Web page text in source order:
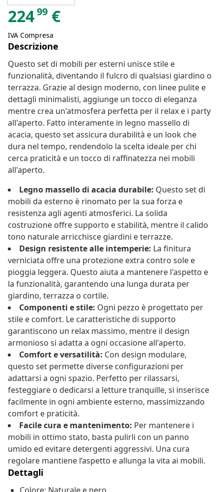
22499 €
IVA Compresa
Descrizione
Questo set di mobili per esterni unisce stile e
funzionalità, diventando il fulcro di qualsiasi giardino o
terrazza. Grazie al design moderno, con linee pulite e
dettagli minimalisti, aggiunge un tocco di eleganza
mentre crea un'atmosfera perfetta per il relax e i party
all'aperto. Fatto interamente in legno massello di
acacia, questo set assicura durabilità e un look che
dura nel tempo, rendendolo la scelta ideale per chi
cerca praticità e un tocco di raffinatezza nei mobili
all'aperto.
Legno massello di acacia durabile: Questo set di
mobili da esterno è rinomato per la sua forza e
resistenza agli agenti atmosferici. La solida
costruzione offre supporto e stabilità, mentre il calido
tono naturale arricchisce giardini e terrazze.
Design resistente alle intemperie: La finitura
verniciata offre una protezione extra contro sole e
pioggia leggera. Questo aiuta a mantenere l'aspetto e
la funzionalità, garantendo una lunga durata per
giardino, terrazza o cortile.
Componenti e stile: Ogni pezzo è progettato per
stile e comfort. Le caratteristiche di supporto
garantiscono un relax massimo, mentre il design
armonioso si adatta a ogni occasione all'aperto.
Comfort e versatilità: Con design modulare,
questo set permette diverse configurazioni per
adattarsi a ogni spazio. Perfetto per rilassarsi,
festeggiare o dedicarsi a letture tranquille, si inserisce
facilmente in ogni ambiente esterno, massimizzando
comfort e praticità.
Facile cura e mantenimento: Per mantenere i
mobili in ottimo stato, basta pulirli con un panno
umido ed evitare detergenti aggressivi. Una cura
regolare mantiene l’aspetto e allunga la vita ai mobili.
Dettagli